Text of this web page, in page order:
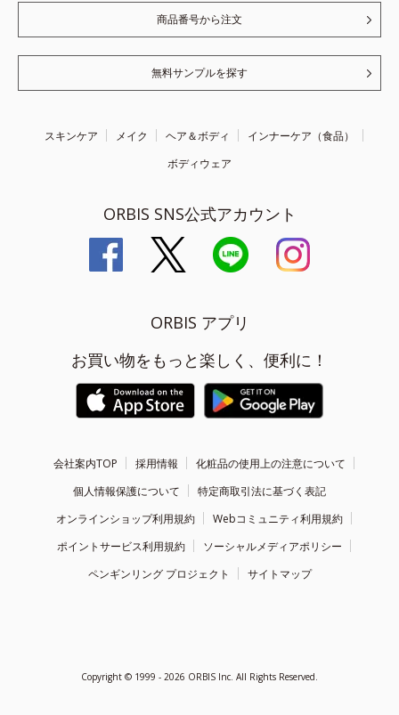
商品番号から注文
無料サンプルを探す
スキンケア メイク ヘア＆ボディ
インナーケア（食品）
ボディウェア
ORBIS SNS公式アカウント
ORBIS アプリ
お買い物をもっと楽しく、便利に！
会社案内TOP 採用情報
化粧品の使用上の注意について
個人情報保護について
特定商取引法に基づく表記
オンラインショップ利用規約
Webコミュニティ利用規約
ポイントサービス利用規約
ソーシャルメディアポリシー
ペンギンリング プロジェクト
サイトマップ
Copyright © 1999 - 2026 ORBIS Inc. All Rights Reserved.